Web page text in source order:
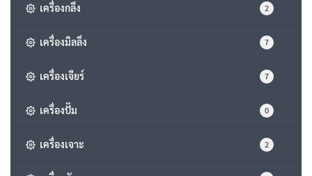
เครื่องกลึง 2
เครื่องมิลลิ่ง 7
เครื่องเจียร์ 7
เครื่องปั๊ม 0
เครื่องเจาะ 2